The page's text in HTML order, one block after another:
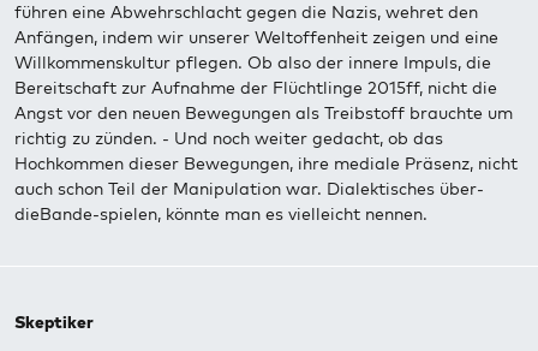
führen eine Abwehrschlacht gegen die Nazis, wehret den
Anfängen, indem wir unserer Weltoffenheit zeigen und eine
Willkommenskultur pflegen. Ob also der innere Impuls, die
Bereitschaft zur Aufnahme der Flüchtlinge 2015ff, nicht die
Angst vor den neuen Bewegungen als Treibstoff brauchte um
richtig zu zünden. - Und noch weiter gedacht, ob das
Hochkommen dieser Bewegungen, ihre mediale Präsenz, nicht
auch schon Teil der Manipulation war. Dialektisches über-
dieBande-spielen, könnte man es vielleicht nennen.
Skeptiker